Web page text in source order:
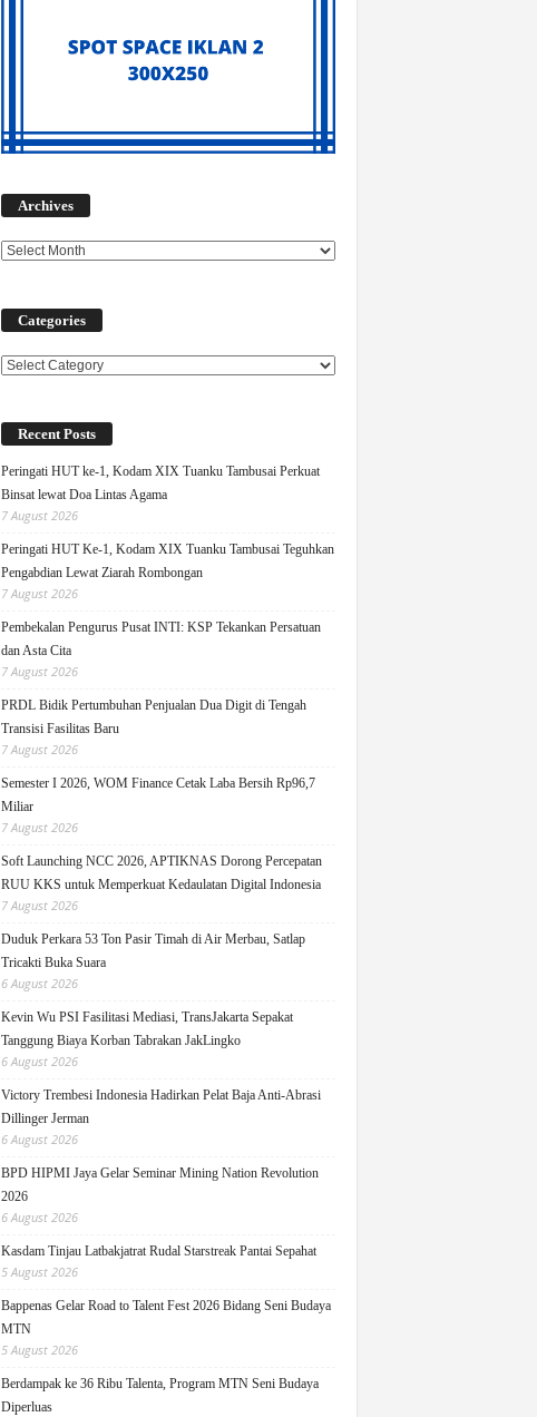
Archives
Categories
Categories
Recent Posts
Peringati HUT ke-1, Kodam XIX Tuanku Tambusai Perkuat
Binsat lewat Doa Lintas Agama
7 August 2026
Peringati HUT Ke-1, Kodam XIX Tuanku Tambusai Teguhkan
Pengabdian Lewat Ziarah Rombongan
7 August 2026
Pembekalan Pengurus Pusat INTI: KSP Tekankan Persatuan
dan Asta Cita
7 August 2026
PRDL Bidik Pertumbuhan Penjualan Dua Digit di Tengah
Transisi Fasilitas Baru
7 August 2026
Semester I 2026, WOM Finance Cetak Laba Bersih Rp96,7
Miliar
7 August 2026
Soft Launching NCC 2026, APTIKNAS Dorong Percepatan
RUU KKS untuk Memperkuat Kedaulatan Digital Indonesia
7 August 2026
Duduk Perkara 53 Ton Pasir Timah di Air Merbau, Satlap
Tricakti Buka Suara
6 August 2026
Kevin Wu PSI Fasilitasi Mediasi, TransJakarta Sepakat
Tanggung Biaya Korban Tabrakan JakLingko
6 August 2026
Victory Trembesi Indonesia Hadirkan Pelat Baja Anti-Abrasi
Dillinger Jerman
6 August 2026
BPD HIPMI Jaya Gelar Seminar Mining Nation Revolution
2026
6 August 2026
Kasdam Tinjau Latbakjatrat Rudal Starstreak Pantai Sepahat
5 August 2026
Bappenas Gelar Road to Talent Fest 2026 Bidang Seni Budaya
MTN
5 August 2026
Berdampak ke 36 Ribu Talenta, Program MTN Seni Budaya
Diperluas